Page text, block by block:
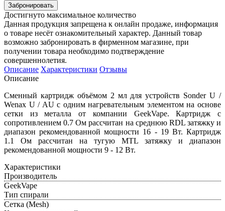
Забронировать
Достигнуто максимальное количество
Данная продукция запрещена к онлайн продаже, информация
о товаре несёт ознакомительный характер. Данный товар
возможно забронировать в фирменном магазине, при
получении товара необходимо подтверждение
совершеннолетия.
Описание Характеристики Отзывы
Описание
Сменный картридж объёмом 2 мл для устройств Sonder U /
Wenax U / AU с одним нагревательным элементом на основе
сетки из металла от компании GeekVape. Картридж с
сопротивлением 0.7 Ом рассчитан на среднюю RDL затяжку и
диапазон рекомендованной мощности 16 - 19 Вт. Картридж
1.1 Ом рассчитан на тугую MTL затяжку и диапазон
рекомендованной мощности 9 - 12 Вт.
Характеристики
Производитель
GeekVape
Тип спирали
Сетка (Mesh)